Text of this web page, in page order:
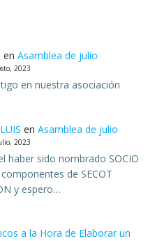
enAsamblea de julio
2023
en nuestra asociación
enAsamblea de julio
2023
haber sido nombrado SOCIO
de SECOT
y espero…
a la Hora de Elaborar un